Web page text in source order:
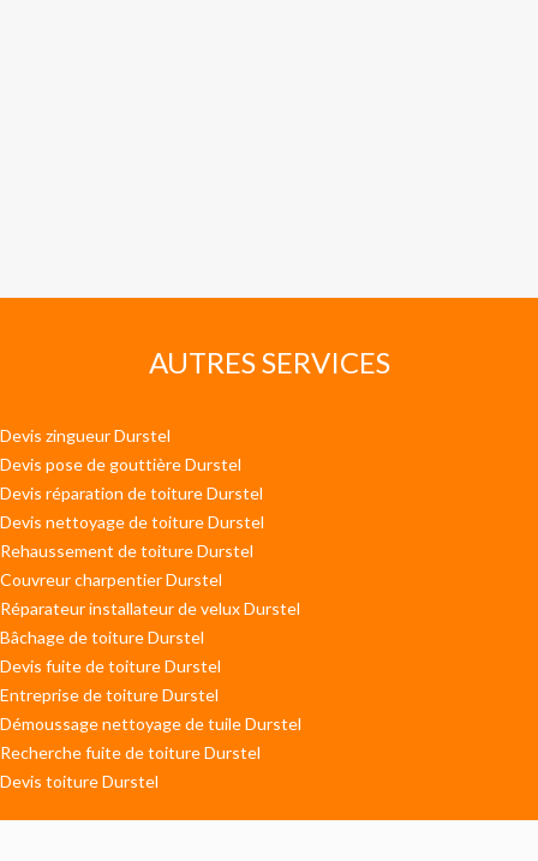
AUTRES SERVICES
Devis zingueur Durstel
Devis pose de gouttière Durstel
Devis réparation de toiture Durstel
Devis nettoyage de toiture Durstel
Rehaussement de toiture Durstel
Couvreur charpentier Durstel
Réparateur installateur de velux Durstel
Bâchage de toiture Durstel
Devis fuite de toiture Durstel
Entreprise de toiture Durstel
Démoussage nettoyage de tuile Durstel
Recherche fuite de toiture Durstel
Devis toiture Durstel